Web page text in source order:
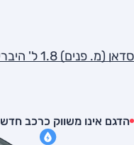
סדאן (מ. פנים) 1.8 ל' היברידי, SENSE
הדגם אינו משווק כרכב חדש